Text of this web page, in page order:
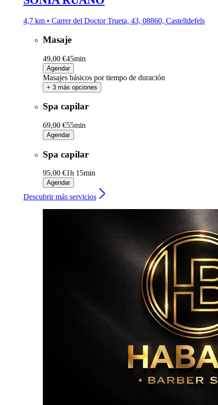
4,7 km • Carrer del Doctor Trueta, 43, 08860, Castelldefels
Masaje
49,00 €45min
Agendar
Masajes básicos por tiempo de duración
+ 3 más opciones
Spa capilar
69,00 €55min
Agendar
Spa capilar
95,00 €1h 15min
Agendar
Descubrir más servicios